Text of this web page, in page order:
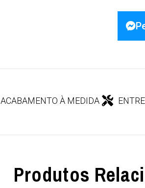
ACABAMENTO À MEDIDA
Produtos